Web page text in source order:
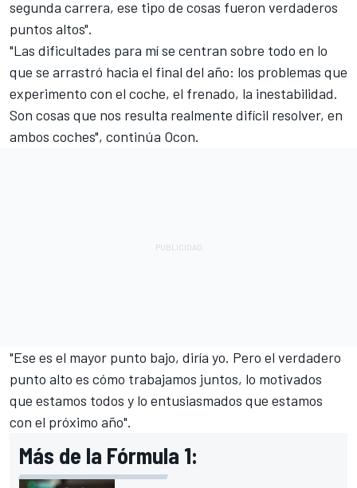
segunda carrera, ese tipo de cosas fueron verdaderos
puntos altos".
"Las dificultades para mí se centran sobre todo en lo
que se arrastró hacia el final del año: los problemas que
experimento con el coche, el frenado, la inestabilidad.
Son cosas que nos resulta realmente difícil resolver, en
ambos coches", continúa Ocon.
"Ese es el mayor punto bajo, diría yo. Pero el verdadero
punto alto es cómo trabajamos juntos, lo motivados
que estamos todos y lo entusiasmados que estamos
con el próximo año".
Más de la Fórmula 1: